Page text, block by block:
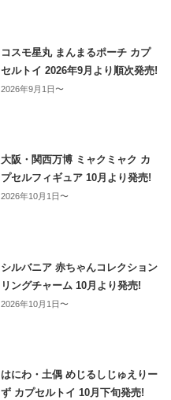
コスモ星丸 まんまるポーチ カプ
セルトイ 2026年9月より順次発売!
2026年9月1日〜
大阪・関西万博 ミャクミャク カ
プセルフィギュア 10月より発売!
2026年10月1日〜
シルバニア 赤ちゃんコレクション
リングチャーム 10月より発売!
2026年10月1日〜
はにわ・土偶 めじるしじゅえりー
ず カプセルトイ 10月下旬発売!